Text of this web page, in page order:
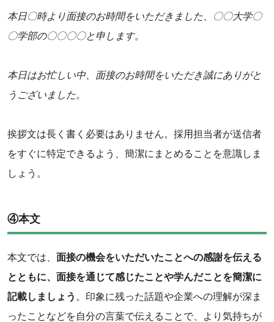
本日〇時より面接のお時間をいただきました、〇〇大学〇
〇学部の〇〇〇〇と申します。
本日はお忙しい中、面接のお時間をいただき誠にありがと
うございました。
‌挨拶文は長く書く必要はありません。採用担当者が送信者
をすぐに特定できるよう、簡潔にまとめることを意識しま
しょう。
④本文
本文では、 面接の機会をいただいたことへの感謝を伝える
とともに、面接を通じて感じたことや学んだことを簡潔に
記載しましょう 。印象に残った話題や企業への理解が深ま
ったことなどを自分の言葉で伝えることで、より気持ちが